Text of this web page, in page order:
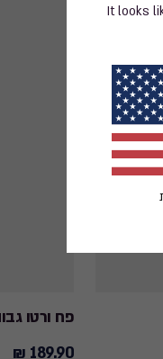
It looks
פח ורטו גבוה 54 ליטר - כחול
189.90
189.90 ₪